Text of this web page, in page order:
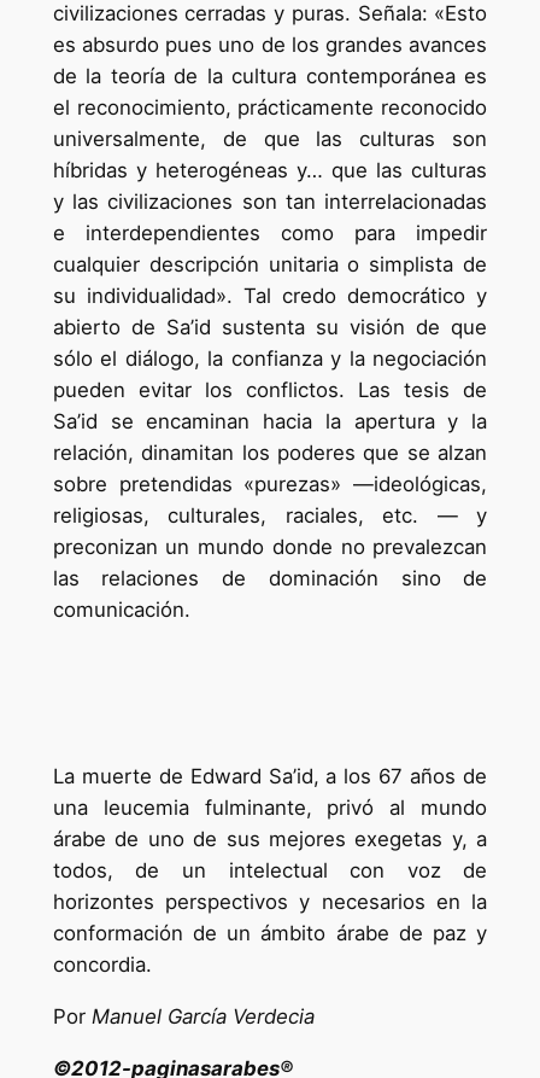
civilizaciones cerradas y puras. Señala: «Esto
es absurdo pues uno de los grandes avances
de la teoría de la cultura contemporánea es
el reconocimiento, prácticamente reconocido
universalmente, de que las culturas son
híbridas y heterogéneas y… que las culturas
y las civilizaciones son tan interrelacionadas
e interdependientes como para impedir
cualquier descripción unitaria o simplista de
su individualidad». Tal credo democrático y
abierto de Sa’id sustenta su visión de que
sólo el diálogo, la confianza y la negociación
pueden evitar los conflictos. Las tesis de
Sa’id se encaminan hacia la apertura y la
relación, dinamitan los poderes que se alzan
sobre pretendidas «purezas» —ideológicas,
religiosas, culturales, raciales, etc. — y
preconizan un mundo donde no prevalezcan
las relaciones de dominación sino de
comunicación.
La muerte de Edward Sa’id, a los 67 años de
una leucemia fulminante, privó al mundo
árabe de uno de sus mejores exegetas y, a
todos, de un intelectual con voz de
horizontes perspectivos y necesarios en la
conformación de un ámbito árabe de paz y
concordia.
Por Manuel García Verdecia
©2012-paginasarabes®